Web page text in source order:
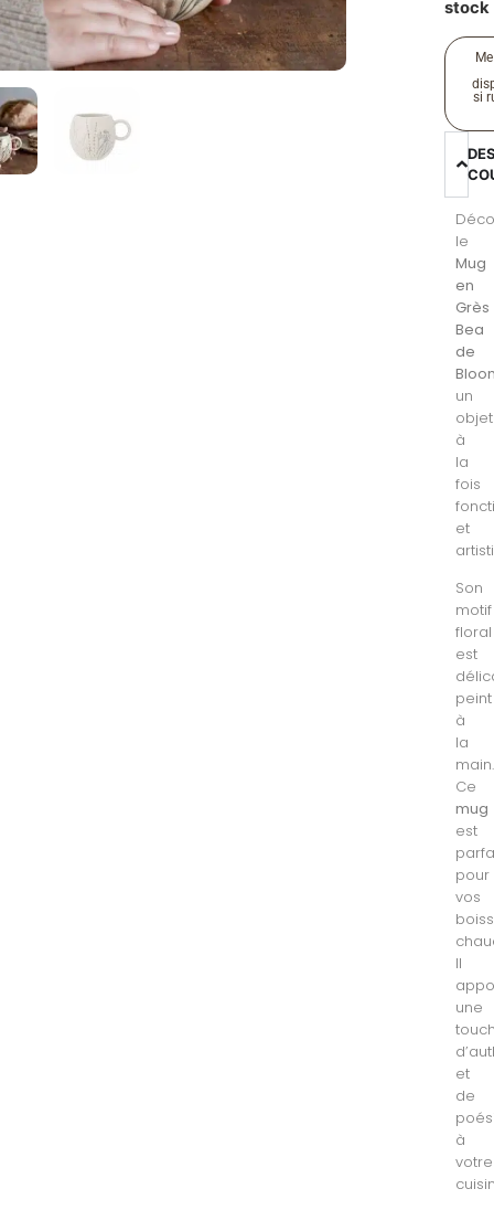
stock
si
le
Mug
en
Grès
Bea
de
un
objet
à
la
fois
et
Son
motif
floral
est
peint
à
la
main.
Ce
mug
est
pour
vos
Il
une
et
de
à
votre